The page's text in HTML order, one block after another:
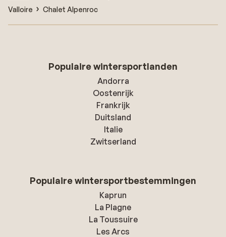
Valloire
Chalet Alpenroc
Populaire wintersportlanden
Andorra
Oostenrijk
Frankrijk
Duitsland
Italie
Zwitserland
Populaire wintersportbestemmingen
Kaprun
La Plagne
La Toussuire
Les Arcs